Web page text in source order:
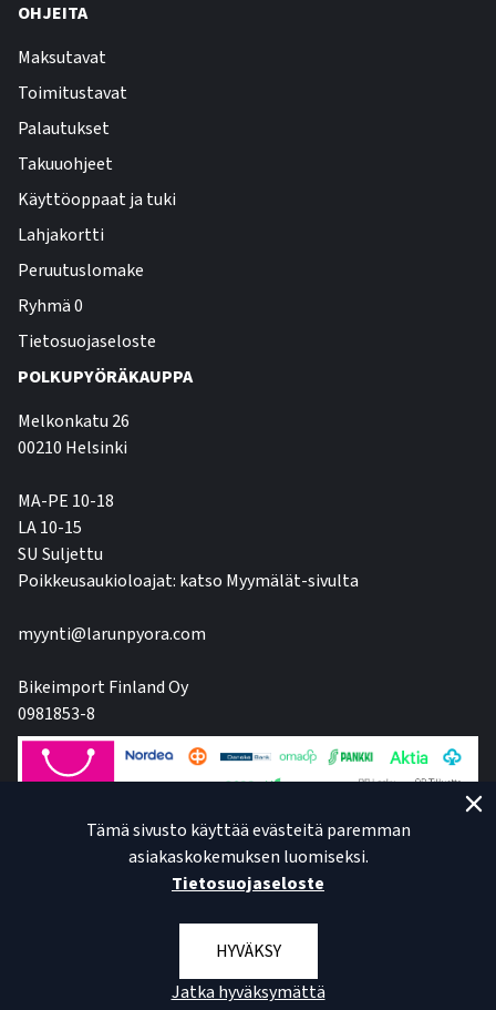
OHJEITA
Maksutavat
Toimitustavat
Palautukset
Takuuohjeet
Käyttöoppaat ja tuki
Lahjakortti
Peruutuslomake
Ryhmä 0
Tietosuojaseloste
POLKUPYÖRÄKAUPPA
Melkonkatu 26
00210 Helsinki
MA-PE 10-18
LA 10-15
SU Suljettu
Poikkeusaukioloajat: katso Myymälät-sivulta
myynti@larunpyora.com
Bikeimport Finland Oy
0981853-8
Tämä sivusto käyttää evästeitä paremman
asiakaskokemuksen luomiseksi.
Tietosuojaseloste
HYVÄKSY
Jatka hyväksymättä